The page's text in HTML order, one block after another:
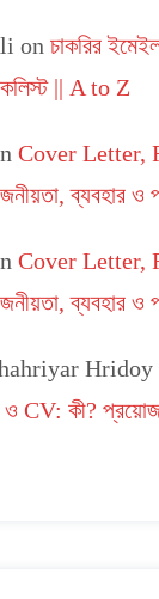
on চাকরির
|| A to Z
Cover Letter,
ব্যবহার ও
Cover Letter,
ব্যবহার ও
Hridoy
CV: কী?